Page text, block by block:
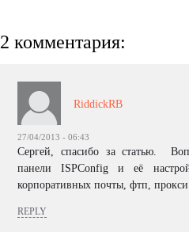
2 комментария:
RiddickRB
27/04/2013 - 06:43
Сергей, спасибо за статью.
панели ISPConfig и её
корпоративных почты, фтп, прокси
REPLY